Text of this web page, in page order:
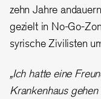
zehn Jahre
gezielt in No-Go-
syrische Zivilisten
„Ich hatte eine
Krankenhaus